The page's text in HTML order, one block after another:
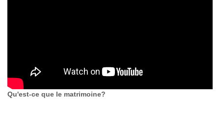
Qu'est-ce que le matrimoine?